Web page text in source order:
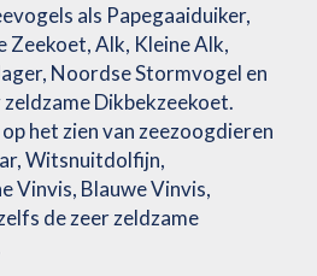
als Papegaaiduiker,
Zeekoet, Alk, Kleine Alk,
Noordse Stormvogel en
Dikbekzeekoet.
het zien van zeezoogdieren
Witsnuitdolfijn,
Vinvis, Blauwe Vinvis,
de zeer zeldzame